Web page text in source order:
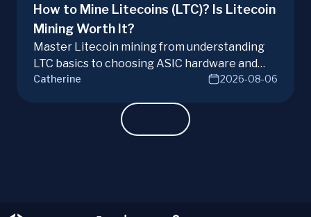
How to Mine Litecoins (LTC)? Is Litecoin
Mining Worth It?
Master Litecoin mining from understanding
LTC basics to choosing ASIC hardware and
joining mining pools. Optimize your Litecoin
Catherine 2026-08-06